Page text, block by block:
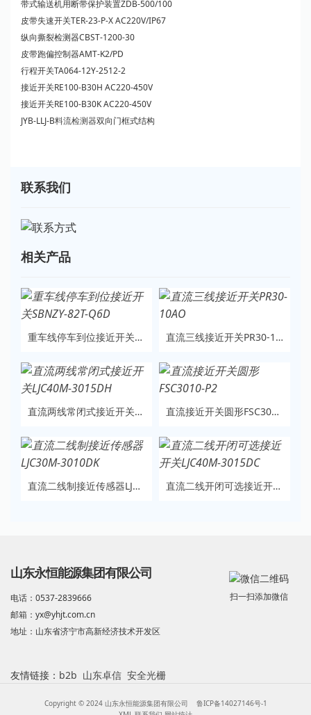
带式输送机用断带保护装置ZDB-500/100
皮带失速开关TER-23-P-X AC220V/IP67
纵向撕裂检测器CBST-1200-30
皮带跑偏控制器AMT-K2/PD
行程开关TA064-12Y-2512-2
接近开关RE100-B30H AC220-450V
接近开关RE100-B30K AC220-450V
JYB-LLJ-B料流检测器双向门框式结构
联系我们
相关产品
重车线停车到位接近开关SBNZY-82T-Q6D 直流三线接近开关PR30-10AO
直流两线常闭式接近开关LJC40M-3015DH 直流接近开关圆形FSC3010-P2
直流二线制接近传感器LJC30M-3010DK 直流二线开闭可选接近开关LJC40M-3015DC
山东永恒能源集团有限公司
电话：0537-2839666
邮箱：yx@yhjt.com.cn
地址：山东省济宁市高新经济技术开发区
扫一扫添加微信
友情链接： b2b 山东卓信 安全光栅
Copyright © 2024 山东永恒能源集团有限公司 鲁ICP备14027146号-1